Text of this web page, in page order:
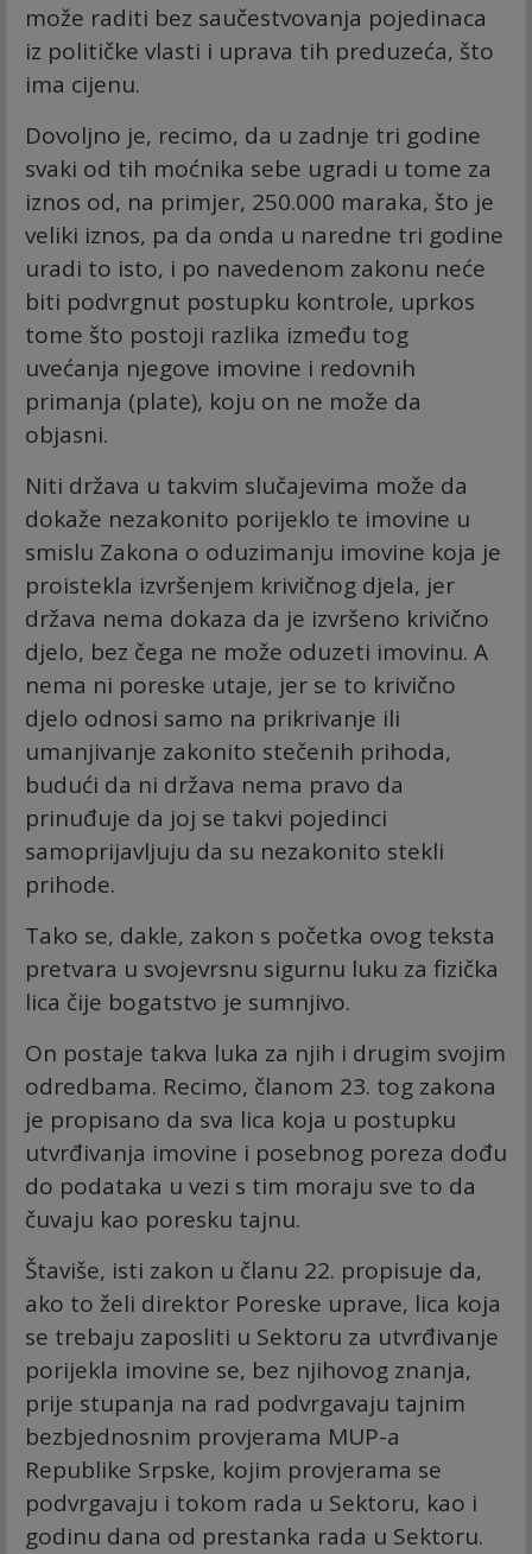
može raditi bez saučestvovanja pojedinaca
iz političke vlasti i uprava tih preduzeća, što
ima cijenu.
Dovoljno je, recimo, da u zadnje tri godine
svaki od tih moćnika sebe ugradi u tome za
iznos od, na primjer, 250.000 maraka, što je
veliki iznos, pa da onda u naredne tri godine
uradi to isto, i po navedenom zakonu neće
biti podvrgnut postupku kontrole, uprkos
tome što postoji razlika između tog
uvećanja njegove imovine i redovnih
primanja (plate), koju on ne može da
objasni.
Niti država u takvim slučajevima može da
dokaže nezakonito porijeklo te imovine u
smislu Zakona o oduzimanju imovine koja je
proistekla izvršenjem krivičnog djela, jer
država nema dokaza da je izvršeno krivično
djelo, bez čega ne može oduzeti imovinu. A
nema ni poreske utaje, jer se to krivično
djelo odnosi samo na prikrivanje ili
umanjivanje zakonito stečenih prihoda,
budući da ni država nema pravo da
prinuđuje da joj se takvi pojedinci
samoprijavljuju da su nezakonito stekli
prihode.
Tako se, dakle, zakon s početka ovog teksta
pretvara u svojevrsnu sigurnu luku za fizička
lica čije bogatstvo je sumnjivo.
On postaje takva luka za njih i drugim svojim
odredbama. Recimo, članom 23. tog zakona
je propisano da sva lica koja u postupku
utvrđivanja imovine i posebnog poreza dođu
do podataka u vezi s tim moraju sve to da
čuvaju kao poresku tajnu.
Štaviše, isti zakon u članu 22. propisuje da,
ako to želi direktor Poreske uprave, lica koja
se trebaju zaposliti u Sektoru za utvrđivanje
porijekla imovine se, bez njihovog znanja,
prije stupanja na rad podvrgavaju tajnim
bezbjednosnim provjerama MUP-a
Republike Srpske, kojim provjerama se
podvrgavaju i tokom rada u Sektoru, kao i
godinu dana od prestanka rada u Sektoru.